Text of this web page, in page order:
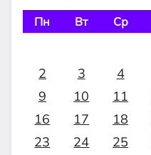
Пн Вт Ср
2
3 4
9
10 11
16
17 18
23
24 25